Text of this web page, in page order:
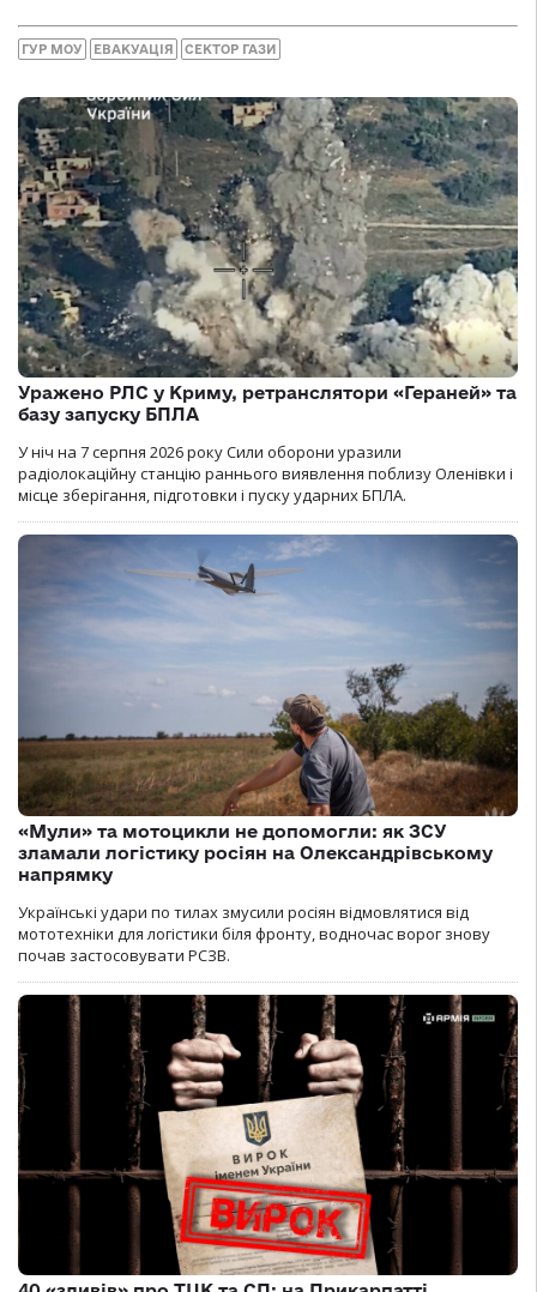
ГУР МОУ ЕВАКУАЦІЯ СЕКТОР ГАЗИ
Уражено РЛС у Криму, ретранслятори «Гераней» та
базу запуску БПЛА
У ніч на 7 серпня 2026 року Сили оборони уразили
радіолокаційну станцію раннього виявлення поблизу Оленівки і
місце зберігання, підготовки і пуску ударних БПЛА.
«Мули» та мотоцикли не допомогли: як ЗСУ
зламали логістику росіян на Олександрівському
напрямку
Українські удари по тилах змусили росіян відмовлятися від
мототехніки для логістики біля фронту, водночас ворог знову
почав застосовувати РСЗВ.